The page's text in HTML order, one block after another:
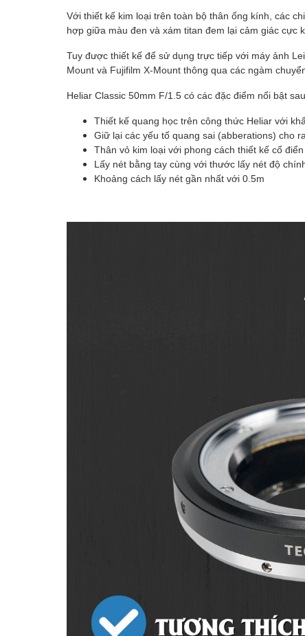
Với thiết kế kim loại trên toàn bộ thân ống kính, các
hợp giữa màu đen và xám titan đem lại cảm giác cực
Tuy được thiết kế để sử dụng trực tiếp với máy ảnh
Mount và Fujifilm X-Mount thông qua các ngàm
Heliar Classic 50mm F/1.5 có các đặc điểm nổi bật
Thiết kế quang học trên công thức Heliar với
Giữ lại các yếu tố quang sai (abberations) cho
Thân vỏ kim loại với phong cách thiết kế cổ điển
Lấy nét bằng tay cùng với thước lấy nét độ
Khoảng cách lấy nét gần nhất với 0.5m